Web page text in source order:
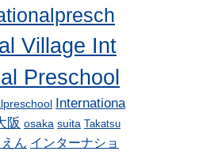
Village Int
Preschool
Internationa
阪 osaka suita Takatsu
ん インターナショ